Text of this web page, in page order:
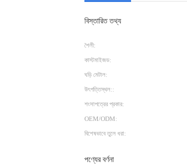
বিস্তারিত তথ্য
শৈলী:
কাস্টমাইজড:
ঘড়ি মেটাল:
উৎপত্তিস্থল::
শংসাপত্রের প্রকার:
OEM/ODM:
বিশেষভাবে তুলে ধরা:
পণ্যের বর্ণনা